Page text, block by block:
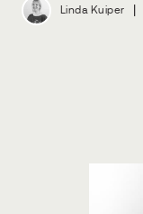
Linda Kuiper